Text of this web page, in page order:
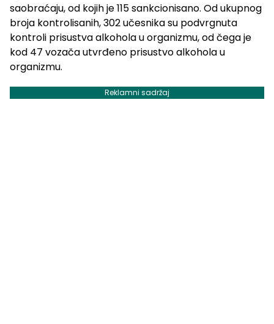
saobraćaju, od kojih je 115 sankcionisano. Od ukupnog
broja kontrolisanih, 302 učesnika su podvrgnuta
kontroli prisustva alkohola u organizmu, od čega je
kod 47 vozača utvrđeno prisustvo alkohola u
organizmu.
Reklamni sadržaj